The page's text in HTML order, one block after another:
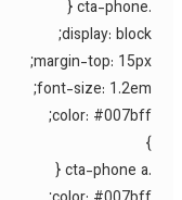
display:
margin-top:
font-size:
color: